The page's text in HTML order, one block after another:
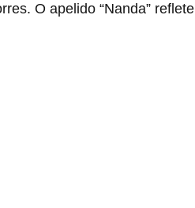
O apelido “Nanda”